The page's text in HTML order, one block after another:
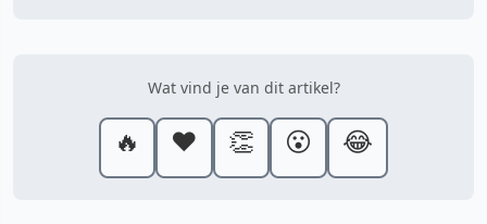
Wat vind je van dit artikel?
🔥 ❤️ 👏 😮 😂